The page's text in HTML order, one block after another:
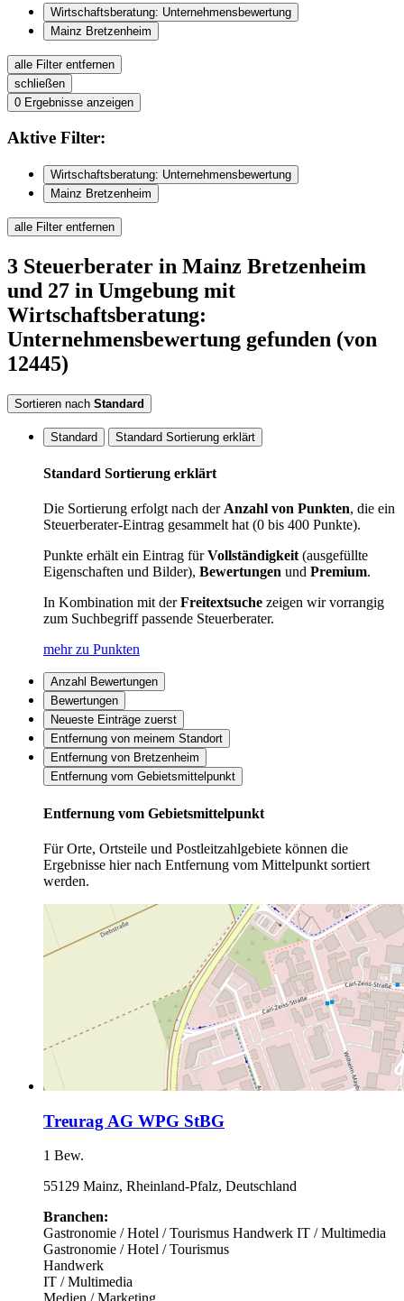
Wirtschaftsberatung: Unternehmensbewertung
Mainz Bretzenheim
alle Filter entfernen
schließen
0 Ergebnisse anzeigen
Aktive Filter:
Wirtschaftsberatung: Unternehmensbewertung
Mainz Bretzenheim
alle Filter entfernen
3 Steuerberater in Mainz Bretzenheim
und 27 in Umgebung mit
Wirtschaftsberatung:
Unternehmensbewertung gefunden (von
12445)
Sortieren nach Standard
Standard Standard Sortierung erklärt
Standard Sortierung erklärt
Die Sortierung erfolgt nach derAnzahl von Punkten, die ein
Steuerberater-Eintrag gesammelt hat (0 bis 400 Punkte).
Punkte erhält ein Eintrag fürVollständigkeit(ausgefüllte
Eigenschaften und Bilder), Bewertungen und Premium.
In Kombination mit derFreitextsuche zeigen wir vorrangig
zum Suchbegriff passende Steuerberater.
mehr zu Punkten
Anzahl Bewertungen
Bewertungen
Neueste Einträge zuerst
Entfernung von meinem Standort
Entfernung von Bretzenheim
Entfernung vom Gebietsmittelpunkt
Entfernung vom Gebietsmittelpunkt
Für Orte, Ortsteile und Postleitzahlgebiete können die
Ergebnisse hier nach Entfernung vom Mittelpunkt sortiert
werden.
Treurag AG WPG StBG
1 Bew.
55129 Mainz, Rheinland-Pfalz, Deutschland
Branchen:
Gastronomie / Hotel / Tourismus Handwerk IT / Multimedia
Gastronomie / Hotel / Tourismus
Handwerk
IT / Multimedia